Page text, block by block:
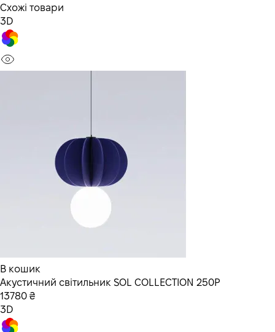
Схожі товари
3D
В кошик
Акустичний світильник SOL COLLECTION 250P
13780 ₴
3D